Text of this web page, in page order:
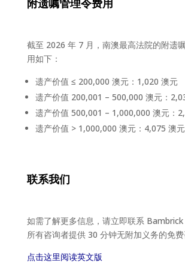
附遗嘱管理令费用
截至 2026 年 7 月，南澳最高法院的附遗
用如下：
遗产价值 ≤ 200,000 澳元：1,020 澳元
遗产价值 200,001 – 500,000 澳元：
遗产价值 500,001 – 1,000,000 澳元：
遗产价值 > 1,000,000 澳元：4,075 澳元
联系我们
如需了解更多信息，请立即联系
所有咨询者提供 30 分钟无附加义务的免费
点击这里阅读英文版